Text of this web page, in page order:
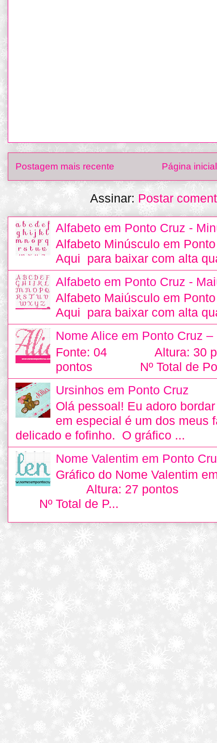
Postagem mais recente Página inicial
Assinar: Postar
Alfabeto em Ponto Cruz -
Alfabeto Minúsculo em
Aqui para baixar com alta
Alfabeto em Ponto Cruz -
Alfabeto Maiúsculo em
Aqui para baixar com alta
Nome Alice em Ponto Cruz –
Fonte: 04 Altura: 30
pontos Nº Total de
Ursinhos em Ponto Cruz
Olá pessoal! Eu adoro
em especial é um dos meus
delicado e fofinho. O gráfico ...
Nome Valentim em Ponto
Gráfico do Nome Valentim
Altura: 27 pontos
Nº Total de P...